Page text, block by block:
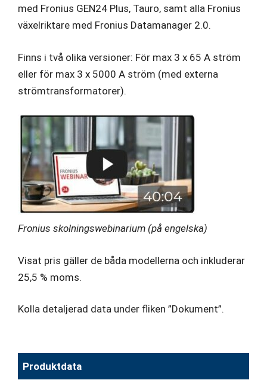
Produktdata
med Fronius GEN24 Plus, Tauro, samt alla Fronius
växelriktare med Fronius Datamanager 2.0.
Finns i två olika versioner: För max 3 x 65 A ström
eller för max 3 x 5000 A ström (med externa
strömtransformatorer).
Fronius skolningswebinarium (på engelska)
Visat pris gäller de båda modellerna och inkluderar
25,5 % moms.
Kolla detaljerad data under fliken ”Dokument”.